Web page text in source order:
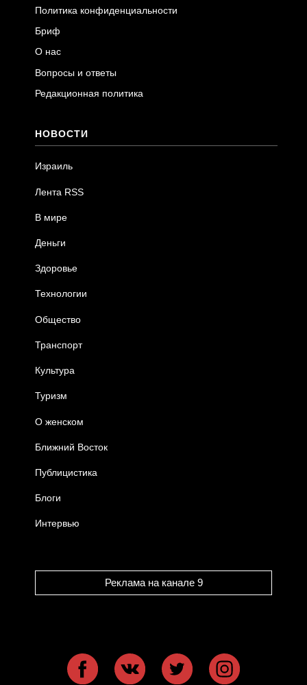
Политика конфиденциальности
Бриф
О нас
Вопросы и ответы
Редакционная политика
НОВОСТИ
Израиль
Лента RSS
В мире
Деньги
Здоровье
Технологии
Общество
Транспорт
Культура
Туризм
О женском
Ближний Восток
Публицистика
Блоги
Интервью
Реклама на канале 9